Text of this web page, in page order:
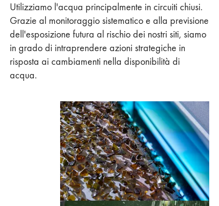
Utilizziamo l'acqua principalmente in circuiti chiusi.
Grazie al monitoraggio sistematico e alla previsione
dell'esposizione futura al rischio dei nostri siti, siamo
in grado di intraprendere azioni strategiche in
risposta ai cambiamenti nella disponibilità di
acqua.